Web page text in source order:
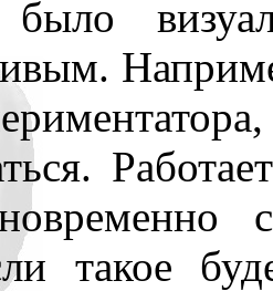
было
такое